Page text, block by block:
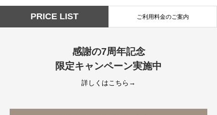
PRICE LIST ご利用料金のご案内
感謝の7周年記念
限定キャンペーン実施中
詳しくはこちら→